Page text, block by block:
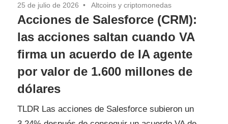
25 de julio de 2026 Altcoins y criptomonedas
Acciones de Salesforce (CRM):
las acciones saltan cuando VA
firma un acuerdo de IA agente
por valor de 1.600 millones de
dólares
TLDR Las acciones de Salesforce subieron un